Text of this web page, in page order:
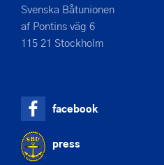
Svenska Båtunionen
af Pontins väg 6
115 21 Stockholm
facebook
press